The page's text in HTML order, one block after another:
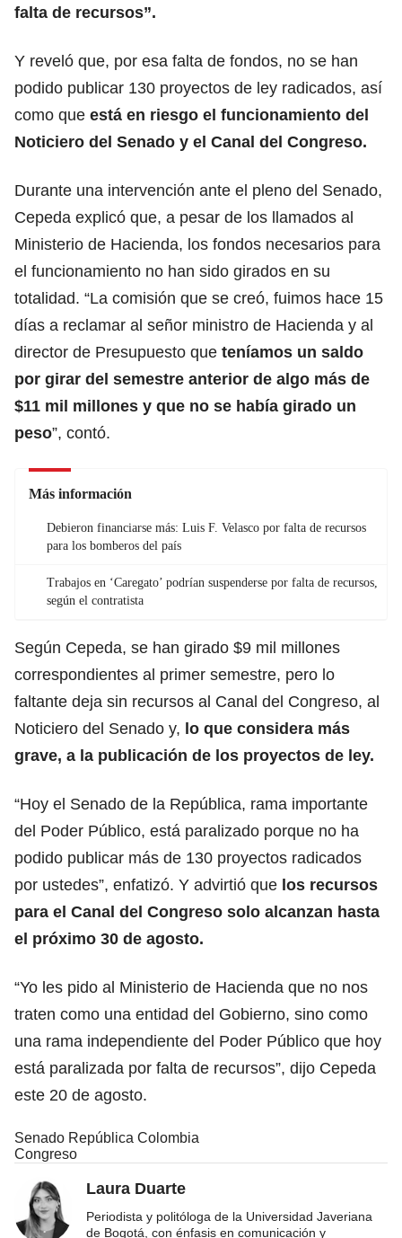
falta de recursos”.
Y reveló que, por esa falta de fondos, no se han
podido publicar 130 proyectos de ley radicados, así
como que está en riesgo el funcionamiento del
Noticiero del Senado y el Canal del Congreso.
Durante una intervención ante el pleno del Senado,
Cepeda explicó que, a pesar de los llamados al
Ministerio de Hacienda, los fondos necesarios para
el funcionamiento no han sido girados en su
totalidad. “La comisión que se creó, fuimos hace 15
días a reclamar al señor ministro de Hacienda y al
director de Presupuesto que teníamos un saldo
por girar del semestre anterior de algo más de
$11 mil millones y que no se había girado un
peso”, contó.
Más información
Debieron financiarse más: Luis F. Velasco por falta de recursos
para los bomberos del país
Trabajos en ‘Caregato’ podrían suspenderse por falta de recursos,
según el contratista
Según Cepeda, se han girado $9 mil millones
correspondientes al primer semestre, pero lo
faltante deja sin recursos al Canal del Congreso, al
Noticiero del Senado y, lo que considera más
grave, a la publicación de los proyectos de ley.
“Hoy el Senado de la República, rama importante
del Poder Público, está paralizado porque no ha
podido publicar más de 130 proyectos radicados
por ustedes”, enfatizó. Y advirtió que los recursos
para el Canal del Congreso solo alcanzan hasta
el próximo 30 de agosto.
“Yo les pido al Ministerio de Hacienda que no nos
traten como una entidad del Gobierno, sino como
una rama independiente del Poder Público que hoy
está paralizada por falta de recursos”, dijo Cepeda
este 20 de agosto.
Senado República Colombia
Congreso
Laura Duarte
Periodista y politóloga de la Universidad Javeriana
de Bogotá, con énfasis en comunicación y